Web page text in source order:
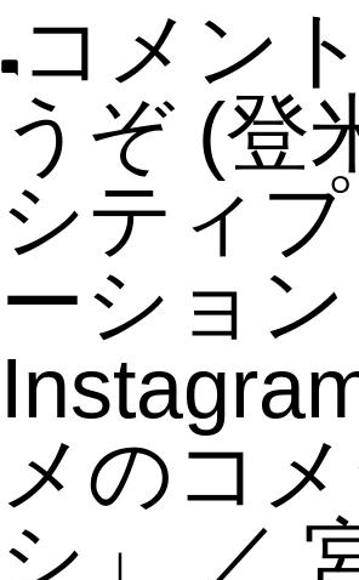
コメン
うぞ (登
シティ
ーション
メのコ
シ」 ／